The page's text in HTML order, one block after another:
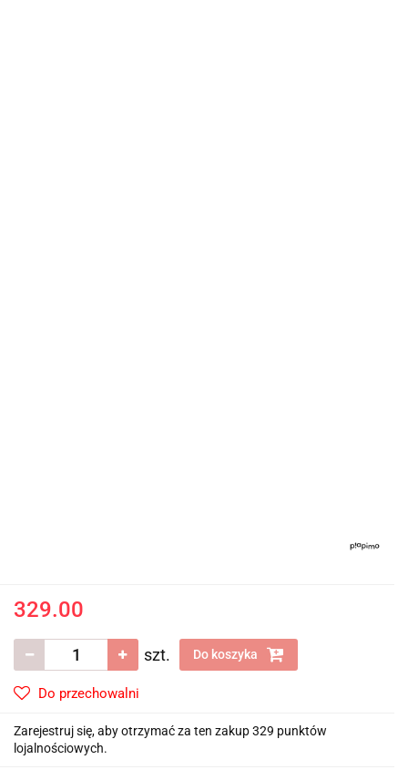
329.00
szt. Do koszyka
Do przechowalni
Zarejestruj się, aby otrzymać za ten zakup 329 punktów
lojalnościowych.